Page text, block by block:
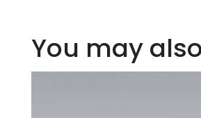
You may